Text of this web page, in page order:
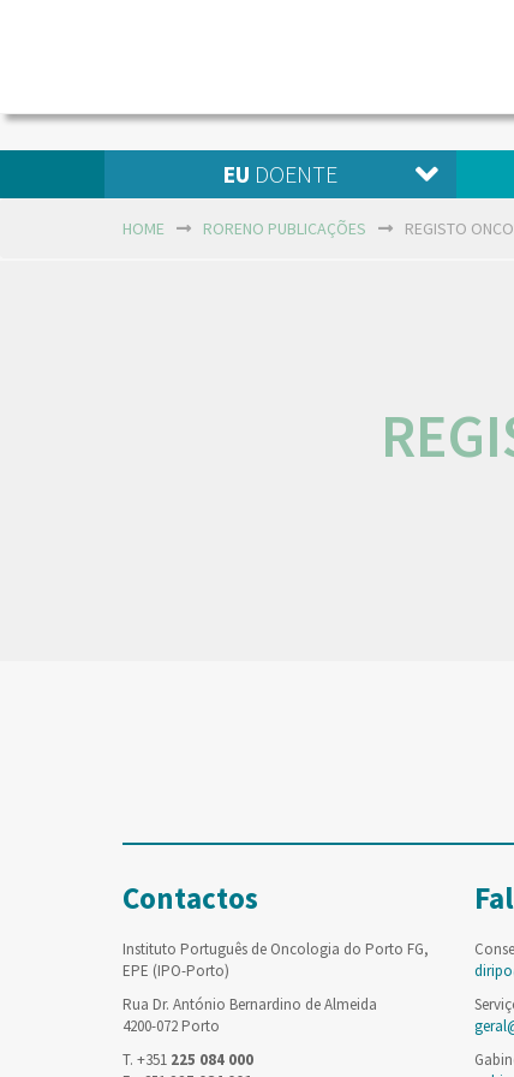
EU DOENTE
HOME RORENO PUBLICAÇÕES REGISTO
Contactos
Instituto Português de Oncologia do Porto FG,
EPE (IPO-Porto)
Rua Dr. António Bernardino de Almeida
4200-072 Porto
T. +351 225 084 000